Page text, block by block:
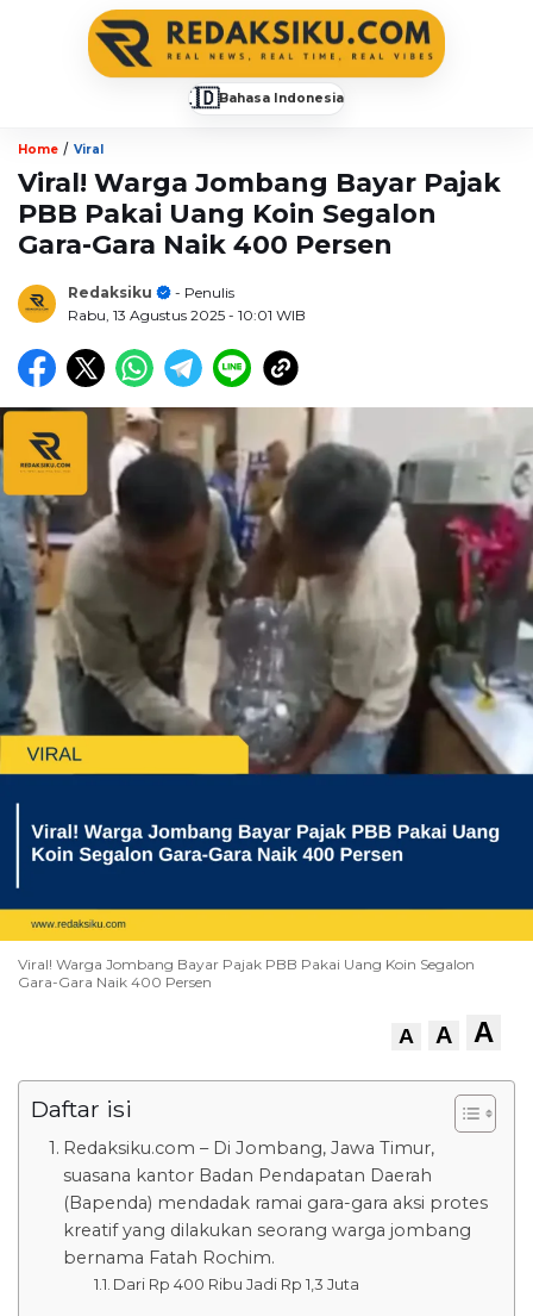
🇮🇩Bahasa Indonesia
Home / Viral
Viral! Warga Jombang Bayar Pajak
PBB Pakai Uang Koin Segalon
Gara-Gara Naik 400 Persen
Redaksiku
- Penulis
Rabu, 13 Agustus 2025 - 10:01 WIB
Viral! Warga Jombang Bayar Pajak PBB Pakai Uang Koin Segalon
Gara-Gara Naik 400 Persen
A A A
Daftar isi
Redaksiku.com – Di Jombang, Jawa Timur,
suasana kantor Badan Pendapatan Daerah
(Bapenda) mendadak ramai gara-gara aksi protes
kreatif yang dilakukan seorang warga jombang
bernama Fatah Rochim.
Dari Rp 400 Ribu Jadi Rp 1,3 Juta